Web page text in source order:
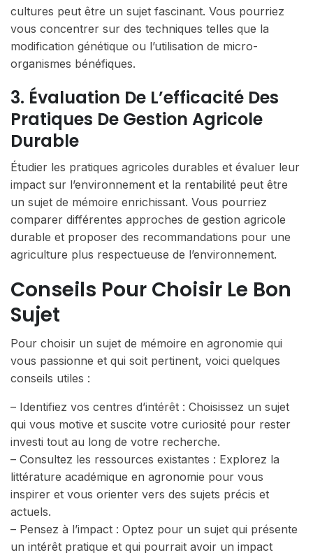
cultures peut être un sujet fascinant. Vous pourriez
vous concentrer sur des techniques telles que la
modification génétique ou l’utilisation de micro-
organismes bénéfiques.
3. Évaluation De L’efficacité Des
Pratiques De Gestion Agricole
Durable
Étudier les pratiques agricoles durables et évaluer leur
impact sur l’environnement et la rentabilité peut être
un sujet de mémoire enrichissant. Vous pourriez
comparer différentes approches de gestion agricole
durable et proposer des recommandations pour une
agriculture plus respectueuse de l’environnement.
Conseils Pour Choisir Le Bon
Sujet
Pour choisir un sujet de mémoire en agronomie qui
vous passionne et qui soit pertinent, voici quelques
conseils utiles :
– Identifiez vos centres d’intérêt : Choisissez un sujet
qui vous motive et suscite votre curiosité pour rester
investi tout au long de votre recherche.
– Consultez les ressources existantes : Explorez la
littérature académique en agronomie pour vous
inspirer et vous orienter vers des sujets précis et
actuels.
– Pensez à l’impact : Optez pour un sujet qui présente
un intérêt pratique et qui pourrait avoir un impact